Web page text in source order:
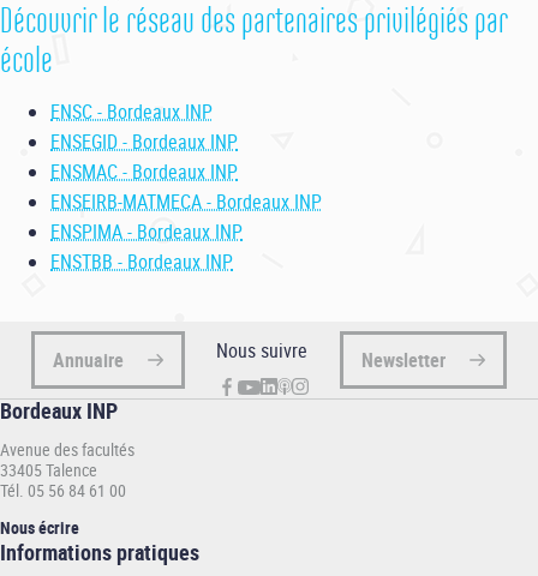
Découvrir le réseau des partenaires privilégiés par
école
ENSC - Bordeaux INP
ENSEGID - Bordeaux INP
ENSMAC - Bordeaux INP
ENSEIRB-MATMECA - Bordeaux INP
ENSPIMA - Bordeaux INP
ENSTBB - Bordeaux INP
Annuaire Nous suivre Newsletter
Bordeaux INP
Avenue des facultés
33405 Talence
Tél. 05 56 84 61 00
Nous écrire
Informations
Informations pratiques